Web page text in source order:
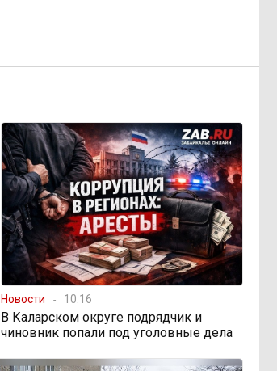
Новости 10:16
В Каларском округе подрядчик и
чиновник попали под уголовные дела